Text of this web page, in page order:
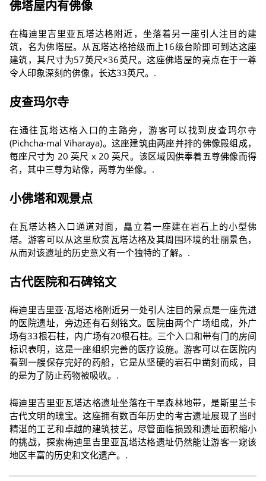
佛塔屋内有佛像
在梅迪里吉里亚瓦塔达格附近，坐落着另一座引人注目的建
筑，名为佛塔屋。从瓦塔达格拾级而上16级台阶即可到达这座
建筑，其尺寸为57英尺×36英尺。这座佛塔屋的亮点在于一尊
令人印象深刻的佛像，长达33英尺。.
皮查玛尔寺
在通往瓦塔达格入口的主路旁，游客可以找到皮查玛尔寺
(Pichcha-mal Viharaya)。这座建筑由两座并排的佛像殿组成，
每座尺寸为 20 英尺 x 20 英尺。该区域因供奉着五尊佛像而得
名，其中三尊为站像，两尊为坐像。.
小佛塔和观景点
在瓦塔达格入口通道对面，矗立着一座建在岩石上的小型佛
塔。游客可以从这里欣赏瓦塔达格及其周围环境的壮丽景色，
从而对该遗址的历史意义有一个独特的了解。.
古代医院和石碑铭文
梅迪里吉里亚·瓦塔达格附近另一处引人注目的景点是一座先进
的医院遗址，旁边还有石刻铭文。医院由两个广场组成，外广
场有33根石柱，内广场有20根石柱。三个入口和带有门的房间
标识表明，这是一座组织完善的医疗设施。游客可以在医院内
看到一艘保存完好的药船，它是从坚硬的岩石中凿刻而成，目
的是为了防止药物被吸收。.
梅迪里吉里亚瓦塔达格遗址坐落在干旱森林地带，是斯里兰卡
古代文明的瑰宝。这座拥有数百年历史的考古遗址展现了当时
精湛的工艺和卓越的建筑技艺。尽管面临损毁和遗址面积缩小
的挑战，探索梅迪里吉里亚瓦塔达格遗址仍然能让游客一窥该
地区丰富的历史和文化遗产。.